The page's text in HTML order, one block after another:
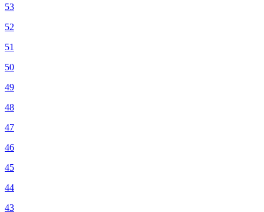
53
52
51
50
49
48
47
46
45
44
43